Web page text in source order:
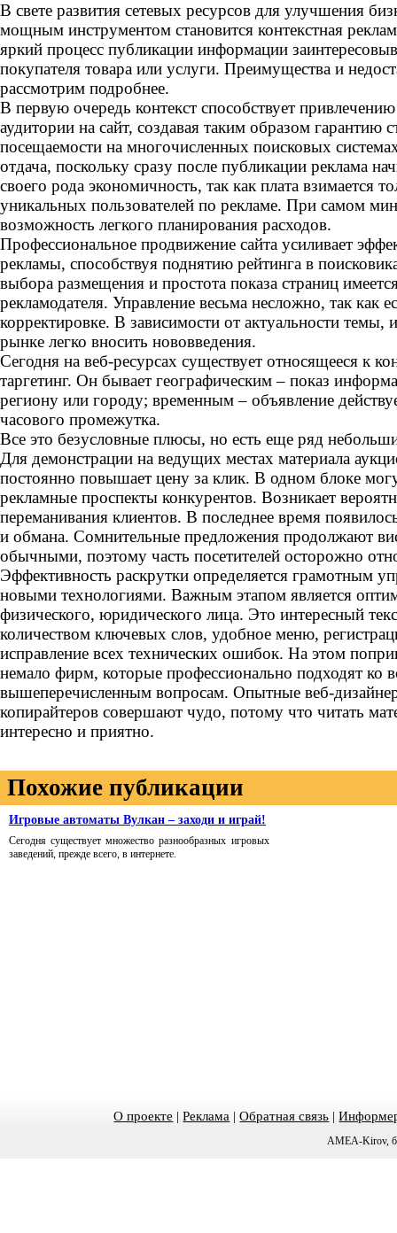
В свете развития сетевых ресурсов для улучшения
мощным инструментом становится контекстная
яркий процесс публикации информации
покупателя товара или услуги. Преимущества и
рассмотрим подробнее.
В первую очередь контекст способствует
аудитории на сайт, создавая таким образом гарантию
посещаемости на многочисленных поисковых
отдача, поскольку сразу после публикации реклама
своего рода экономичность, так как плата взимается
уникальных пользователей по рекламе. При самом
возможность легкого планирования расходов.
Профессиональное продвижение сайта усиливает
рекламы, способствуя поднятию рейтинга в
выбора размещения и простота показа страниц
рекламодателя. Управление весьма несложно, так как
корректировке. В зависимости от актуальности темы,
рынке легко вносить нововведения.
Сегодня на веб-ресурсах существует относящееся к
таргетинг. Он бывает географическим – показ
региону или городу; временным – объявление
часового промежутка.
Все это безусловные плюсы, но есть еще ряд
Для демонстрации на ведущих местах материала
постоянно повышает цену за клик. В одном блоке
рекламные проспекты конкурентов. Возникает
переманивания клиентов. В последнее время
и обмана. Сомнительные предложения продолжают
обычными, поэтому часть посетителей осторожно
Эффективность раскрутки определяется грамотным
новыми технологиями. Важным этапом является
физического, юридического лица. Это интересный
количеством ключевых слов, удобное меню,
исправление всех технических ошибок. На этом
немало фирм, которые профессионально подходят ко
вышеперечисленным вопросам. Опытные веб-
копирайтеров совершают чудо, потому что читать
интересно и приятно.
Похожие публикации
Игровые автоматы Вулкан – заходи и играй!
Сегодня существует множество разнообразных игровых
заведений, прежде всего, в интернете.
О проекте |Реклама |Обратная связь |
AMEA-Kirov,